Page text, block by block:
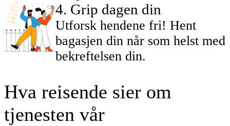
4. Grip dagen din
Utforsk hendene fri! Hent
bagasjen din når som helst med
bekreftelsen din.
Hva reisende sier om
tjenesten vår